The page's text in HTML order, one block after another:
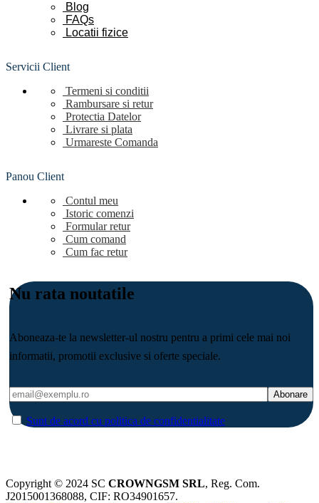
Blog
FAQs
Locatii fizice
Servicii Client
Termeni si conditii
Rambursare si retur
Protectia Datelor
Livrare si plata
Urmareste Comanda
Panou Client
Contul meu
Istoric comenzi
Formular retur
Cum comand
Cum fac retur
Nu rata noutatile
Aboneaza-te la newsletter-ul nostru pentru a primi cele mai noi
informatii, promotii exclusive si oferte speciale.
Sunt de acord cu politica de confidentialitate
Copyright © 2024 SC CROWNGSM SRL, Reg. Com.
J2015001368088, CIF: RO34901657.